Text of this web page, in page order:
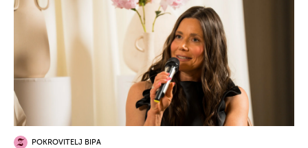
POKROVITELJ BIPA